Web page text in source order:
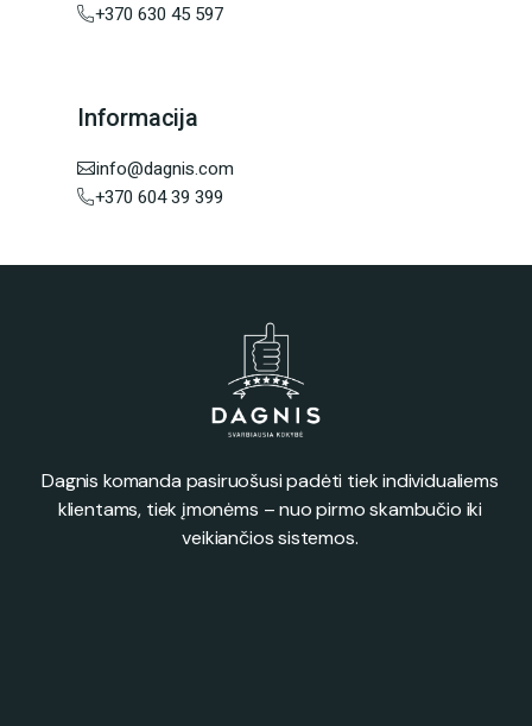
+370 630 45 597
Informacija
info@dagnis.com
+370 604 39 399
Dagnis komanda pasiruošusi padėti tiek individualiems
klientams, tiek įmonėms – nuo pirmo skambučio iki
veikiančios sistemos.